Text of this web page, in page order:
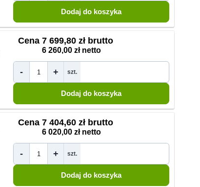
Cena 7 699,80 zł brutto
6 260,00 zł netto
- + szt.
Cena 7 404,60 zł brutto
6 020,00 zł netto
- + szt.